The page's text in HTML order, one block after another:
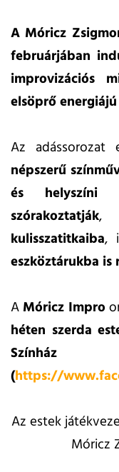
A Móricz
februárjában
improvizációs
elsöprő
Az adássorozat
népszerű
és helyszíni
szórakoztatják,
kulisszatitkaiba,
eszköztárukba
AMóricz Impro
héten szerda
(https://
Az estek
Móricz